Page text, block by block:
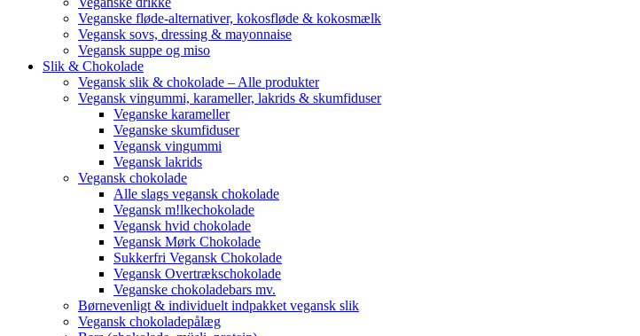
Veganske fløde-alternativer, kokosfløde & kokosmælk
Vegansk sovs, dressing & mayonnaise
Vegansk suppe og miso
Slik & Chokolade
Vegansk slik & chokolade – Alle produkter
Vegansk vingummi, karameller, lakrids & skumfiduser
Veganske karameller
Veganske skumfiduser
Vegansk vingummi
Vegansk lakrids
Vegansk chokolade
Alle slags vegansk chokolade
Vegansk m!lkechokolade
Vegansk hvid chokolade
Vegansk Mørk Chokolade
Sukkerfri Vegansk Chokolade
Vegansk Overtrækschokolade
Veganske chokoladebars mv.
Børnevenligt & individuelt indpakket vegansk slik
Vegansk chokoladepålæg